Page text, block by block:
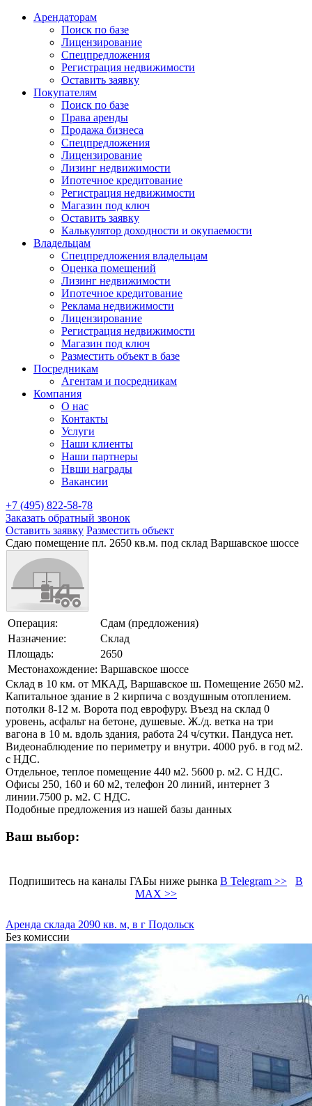
Арендаторам
Поиск по базе
Лицензирование
Спецпредложения
Регистрация недвижимости
Оставить заявку
Покупателям
Поиск по базе
Права аренды
Продажа бизнеса
Спецпредложения
Лицензирование
Лизинг недвижимости
Ипотечное кредитование
Регистрация недвижимости
Магазин под ключ
Оставить заявку
Калькулятор доходности и окупаемости
Владельцам
Спецпредложения владельцам
Оценка помещений
Лизинг недвижимости
Ипотечное кредитование
Реклама недвижимости
Лицензирование
Регистрация недвижимости
Магазин под ключ
Разместить объект в базе
Посредникам
Агентам и посредникам
Компания
О нас
Контакты
Услуги
Наши клиенты
Наши партнеры
Нвши награды
Вакансии
+7 (495) 822-58-78
Заказать обратный звонок
Оставить заявку Разместить объект
Сдаю помещение пл. 2650 кв.м. под склад Варшавское шоссе
Операция:
Сдам (предложения)
Назначение:
Склад
Площадь:
2650
Местонахождение: Варшавское шоссе
Склад в 10 км. от МКАД, Варшавское ш. Помещение 2650 м2.
Капитальное здание в 2 кирпича с воздушным отоплением.
потолки 8-12 м. Ворота под еврофуру. Въезд на склад 0
уровень, асфальт на бетоне, душевые. Ж./д. ветка на три
вагона в 10 м. вдоль здания, работа 24 ч/сутки. Пандуса нет.
Видеонаблюдение по периметру и внутри. 4000 руб. в год м2.
с НДС.
Отдельное, теплое помещение 440 м2. 5600 р. м2. С НДС.
Офисы 250, 160 и 60 м2, телефон 20 линий, интернет 3
линии.7500 р. м2. С НДС.
Подобные предложения из нашей базы данных
Ваш выбор:
Подпишитесь на каналы ГАБы ниже рынка В Telegram >>
В
MAX >>
Аренда склада 2090 кв. м, в г Подольск
Без комиссии